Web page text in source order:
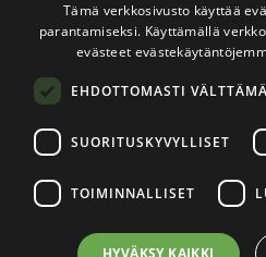
Tärkeitä linkkejä
Rekisteri- ja tietosuojaseloste
Jälleenmyyjät
Tapahtumat
Tämä verkkosivusto käyttää
parantamiseksi. Käyttämällä
evästeet
EHDOTTOMASTI
SUORITUSKYVYLLISET
TOIMINNALLISET
HYVÄKSY KAIKKI